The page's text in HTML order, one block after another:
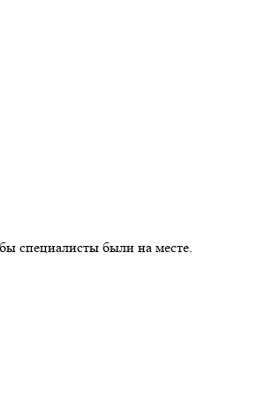
специалисты были на месте.